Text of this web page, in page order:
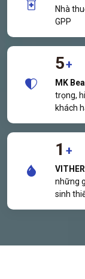
Nhà
GPP
5+
MK
trọng,
khách
1 +
những
sinh